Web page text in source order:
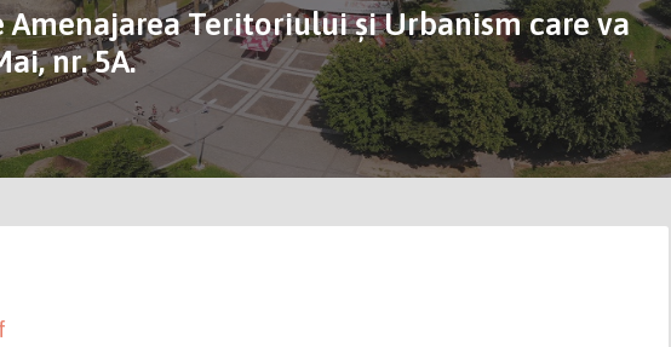
Teritoriului și Urbanism care va
nr. 5A.